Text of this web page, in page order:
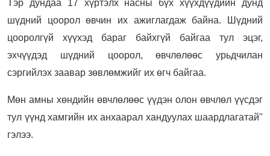
Тэр дундаа 17 хүртэлх насны бүх хүүхдүүдийн дунд
шүдний цоорол өвчин их ажиглагдаж байна. Шүдний
цооролгүй хүүхэд бараг байхгүй байгаа тул эцэг,
эхчүүдэд шүдний цоорол, өвчлөлөөс урьдчилан
сэргийлэх заавар зөвлөмжийг их өгч байгаа.
Мөн амны хөндийн өвчлөлөөс үүдэн олон өвчлөл үүсдэг
тул үүнд хамгийн их анхаарал хандуулах шаардлагатай"
гэлээ.